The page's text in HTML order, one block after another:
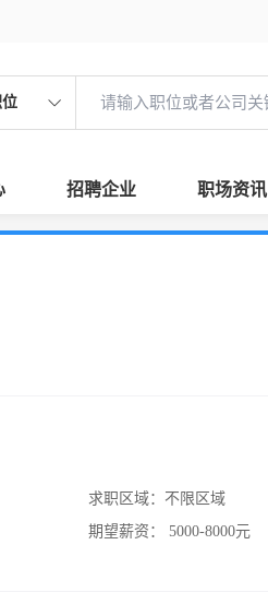
招聘企业 职场资讯
求职区域： 不限区域
期望薪资：
5000-8000元